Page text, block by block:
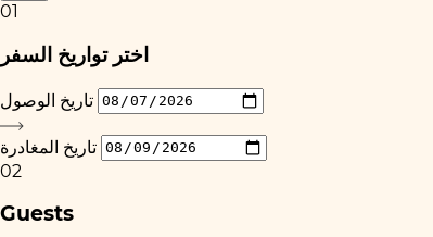
01
اختر تواريخ السفر
02
Guests